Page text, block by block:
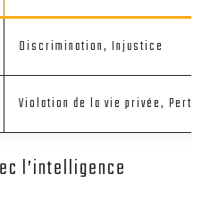
Discrimination, Injustice
Violation de la vie privée,
l’intelligence